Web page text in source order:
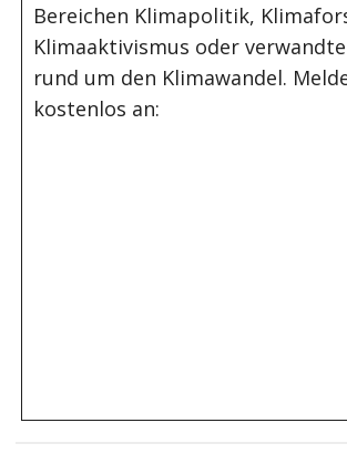
Bereichen Klimapolitik,
Klimaaktivismus oder
rund um den Klimawandel.
kostenlos an: